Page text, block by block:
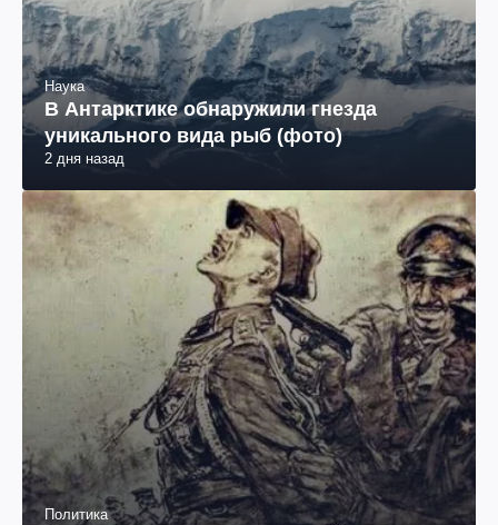
Наука
В Антарктике обнаружили гнезда
уникального вида рыб (фото)
2 дня назад
Политика